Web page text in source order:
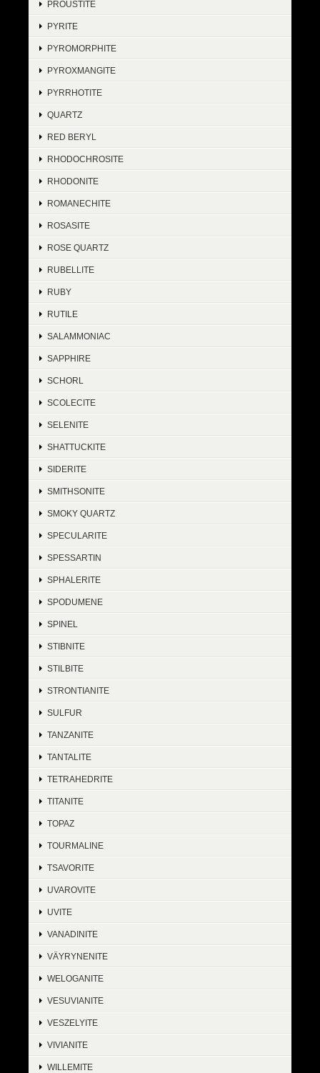
PROUSTITE
PYRITE
PYROMORPHITE
PYROXMANGITE
PYRRHOTITE
QUARTZ
RED BERYL
RHODOCHROSITE
RHODONITE
ROMANECHITE
ROSASITE
ROSE QUARTZ
RUBELLITE
RUBY
RUTILE
SALAMMONIAC
SAPPHIRE
SCHORL
SCOLECITE
SELENITE
SHATTUCKITE
SIDERITE
SMITHSONITE
SMOKY QUARTZ
SPECULARITE
SPESSARTIN
SPHALERITE
SPODUMENE
SPINEL
STIBNITE
STILBITE
STRONTIANITE
SULFUR
TANZANITE
TANTALITE
TETRAHEDRITE
TITANITE
TOPAZ
TOURMALINE
TSAVORITE
UVAROVITE
UVITE
VANADINITE
VÄYRYNENITE
WELOGANITE
VESUVIANITE
VESZELYITE
VIVIANITE
WILLEMITE